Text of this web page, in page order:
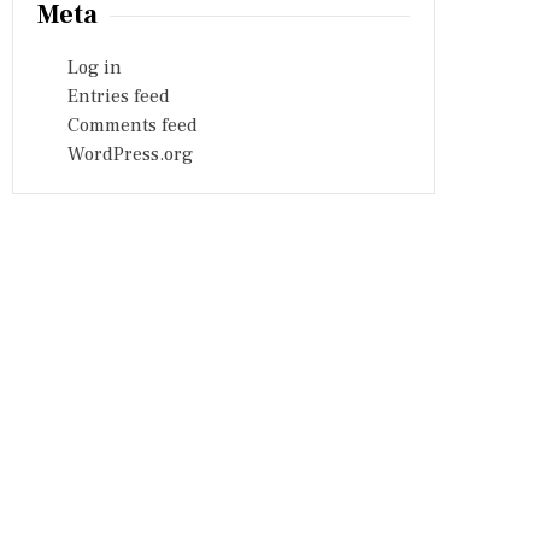
Meta
Log in
Entries feed
Comments feed
WordPress.org